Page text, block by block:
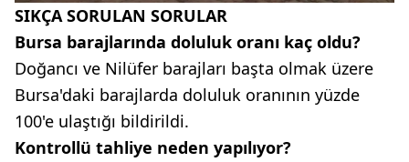
SIKÇA SORULAN SORULAR
Bursa barajlarında doluluk oranı kaç oldu?
Doğancı ve Nilüfer barajları başta olmak üzere
Bursa'daki barajlarda doluluk oranının yüzde
100'e ulaştığı bildirildi.
Kontrollü tahliye neden yapılıyor?